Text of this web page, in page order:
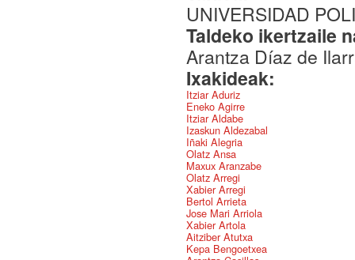
UNIVERSIDAD
Taldeko ikertzaile
Arantza Díaz de
Ixakideak:
Itziar Aduriz
Eneko Agirre
Itziar Aldabe
Izaskun Aldezabal
Iñaki Alegria
Olatz Ansa
Maxux Aranzabe
Olatz Arregi
Xabier Arregi
Bertol Arrieta
Jose Mari Arriola
Xabier Artola
Aitziber Atutxa
Kepa Bengoetxea